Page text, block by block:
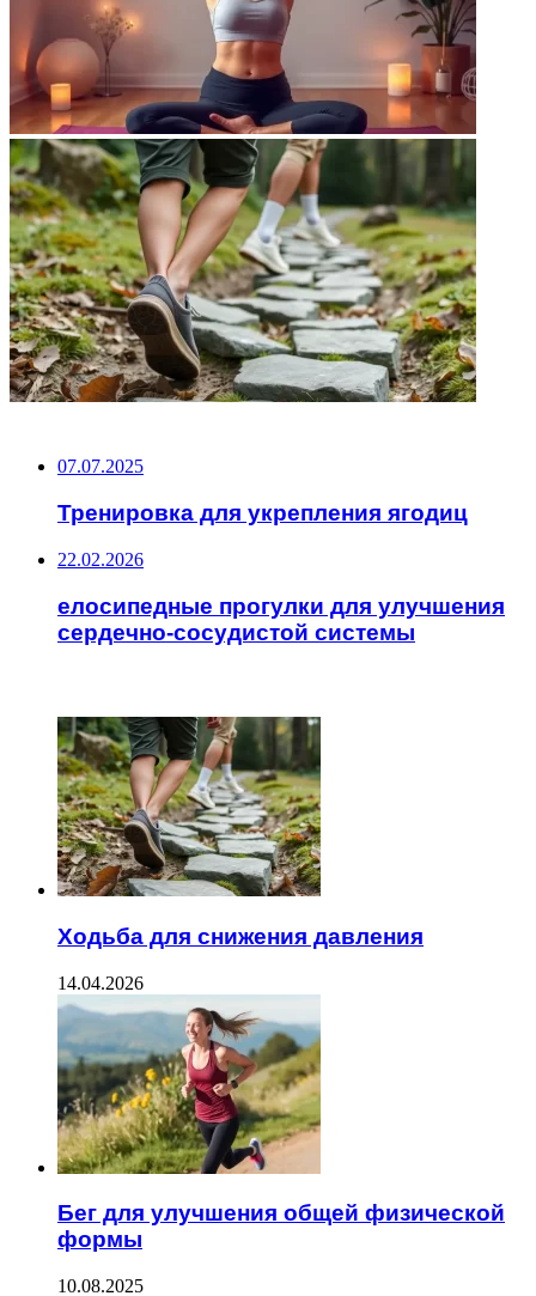
07.07.2025
Тренировка для укрепления ягодиц
22.02.2026
елосипедные прогулки для улучшения
сердечно-сосудистой системы
Ходьба для снижения давления
14.04.2026
Бег для улучшения общей физической
формы
10.08.2025